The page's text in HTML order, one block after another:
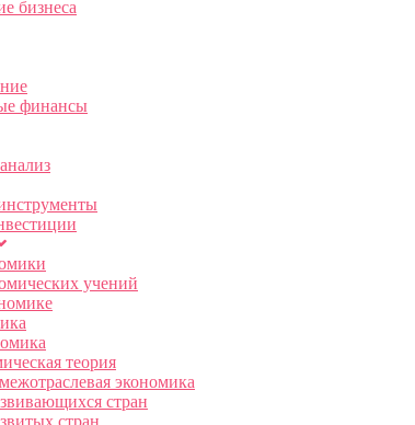
бизнеса
финансы
учений
теория
экономика
стран
стран